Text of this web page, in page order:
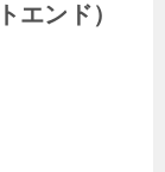
エンド）